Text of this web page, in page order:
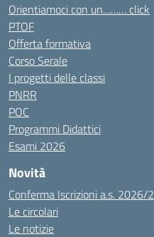
Orientiamoci con un……… click
PTOF
Offerta formativa
Corso Serale
I progetti delle classi
PNRR
POC
Programmi Didattici
Esami 2026
Novità
Conferma Iscrizioni a.s. 2026/
Le circolari
Le notizie